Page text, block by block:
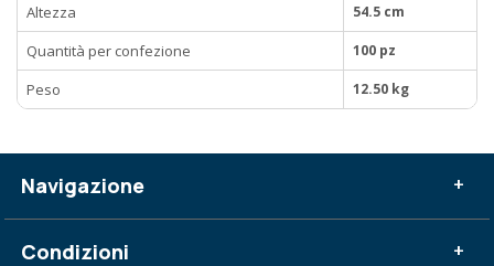
Altezza 54.5 cm
Quantità per confezione 100 pz
Peso 12.50 kg
Navigazione +
Condizioni +